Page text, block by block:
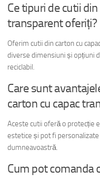
Ce tipuri de cutii
transparent oferiți?
Oferim cutii din carton cu
diverse dimensiuni și opțiuni
reciclabil.
Care sunt
carton cu capac
Aceste cutii oferă o protecție
estetice și pot fi
dumneavoastră.
Cum pot comanda